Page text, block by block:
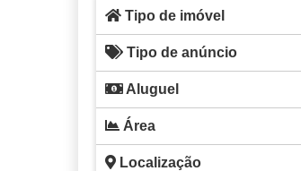
Tipo de imóvel
Tipo de anúncio
Aluguel
Área
Localização